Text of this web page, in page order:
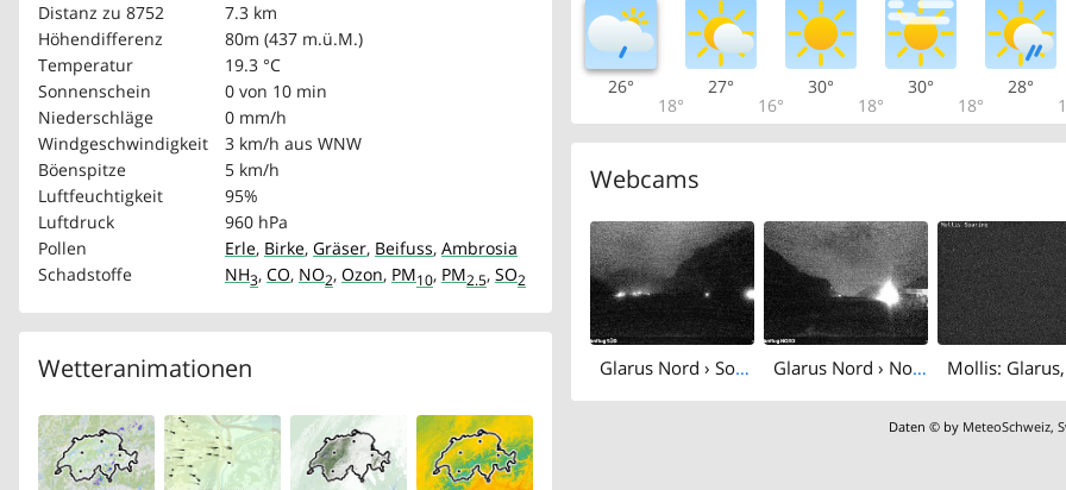
Distanz zu 8752
7.3 km
Höhendifferenz
80m (437 m.ü.M.)
Temperatur
19.3 °C
Sonnenschein
0 von 10 min
Niederschläge
0 mm/h
Windgeschwindigkeit
3 km/h aus WNW
Böenspitze
5 km/h
Luftfeuchtigkeit
95%
Luftdruck
960 hPa
Pollen
Erle, Birke, Gräser, Beifuss, Ambrosia
Schadstoffe
NH3, CO, NO2, Ozon, PM10, PM2.5, SO2
Wetteranimationen
26°
18°
27°
16°
30°
18°
30°
18°
28°
Webcams
Glarus Nord › South: Mollis Airport Glarus Nord › North: Mollis Airport
Daten © by MeteoSchweiz,